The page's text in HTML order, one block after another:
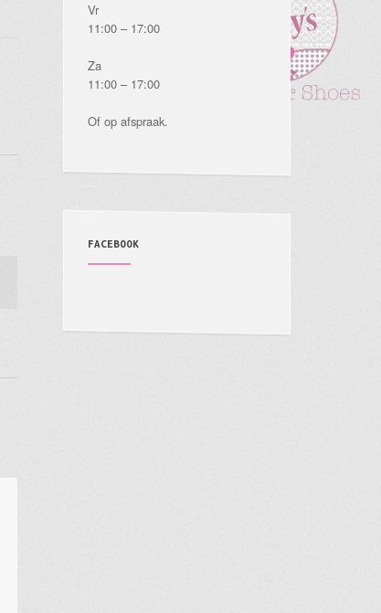
Vr
11:00 – 17:00
Za
11:00 – 17:00
Of op afspraak.
FACEBOOK